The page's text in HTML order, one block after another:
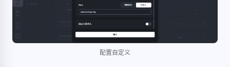
配置自定义